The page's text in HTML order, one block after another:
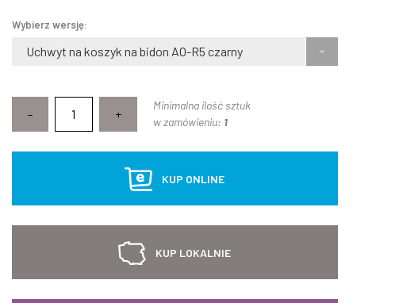
Wybierz wersję:
Uchwyt na koszyk na bidon AO-R5 czarny
- +
Minimalna ilość sztuk
w zamówieniu: 1
KUP ONLINE
KUP LOKALNIE